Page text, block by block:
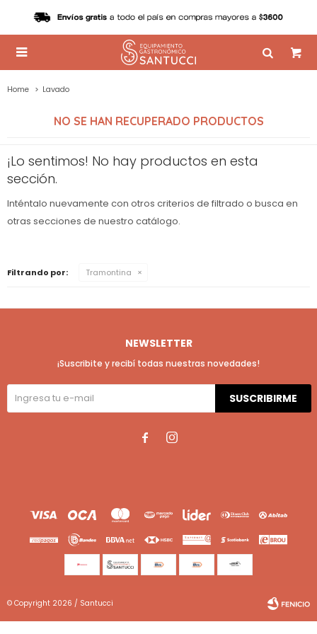

Home Lavado
NO SE HAN RECUPERADO PRODUCTOS
¡Lo sentimos! No hay productos en esta
sección.
Inténtalo nuevamente con otros criterios de filtrado o busca en
otras secciones de nuestro catálogo.
Filtrando por: Tramontina
NEWSLETTER
¡Suscribite y recibí todas nuestras novedades!
SUSCRIBIRME
 
© Copyright 2026 / Santucci